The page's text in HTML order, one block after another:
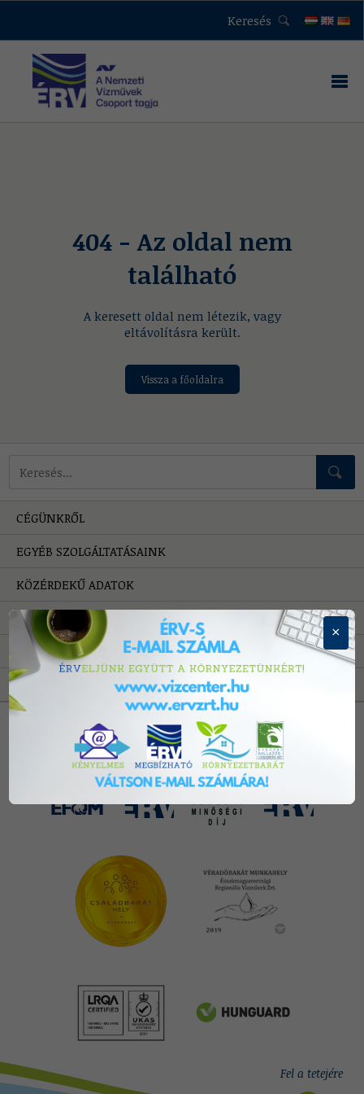
Keresés
404 - Az oldal nem
található
A keresett oldal nem létezik, vagy
eltávolításra került.
Vissza a főoldalra
Mire keressünk?
CÉGÜNKRŐL
EGYÉB SZOLGÁLTATÁSAINK
KÖZÉRDEKŰ ADATOK
HIBAELHÁRÍTÁS
PÁLYÁZATOK
A VÍZRŐL
×